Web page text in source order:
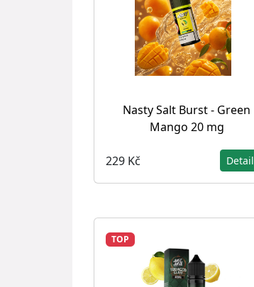
Nasty Salt Burst - Green
Mango 20 mg
229 Kč Detail
TOP